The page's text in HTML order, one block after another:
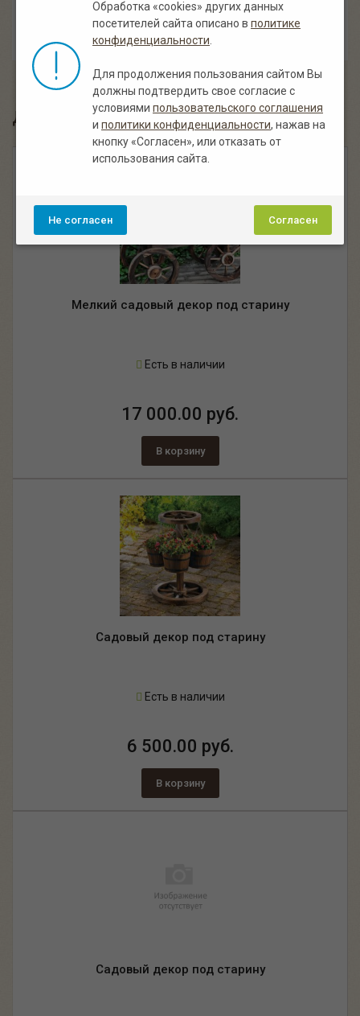
— Понравилось наше изделие? Поделись им
со своими друзьями!
Другие похожие мелкий садовый декор:
Мелкий садовый декор под старину
Есть в наличии
17 000.00 руб.
В корзину
Садовый декор под старину
Есть в наличии
6 500.00 руб.
В корзину
Садовый декор под старину
Обработка «cookies» других данных
посетителей сайта описано в политике
конфиденциальности
Для продолжения пользования сайтом Вы
должны подтвердить свое согласие с
условиями пользовательского соглашения
и политики конфиденциальности, нажав на
кнопку «Согласен», или отказать от
использования сайта.
Согласен
Не согласен